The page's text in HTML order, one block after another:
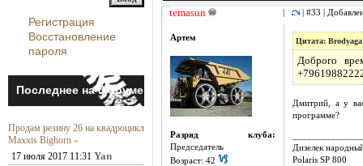
Регистрация
Восстановление
пароля
Последнее на форуме
Продам резину 26 на квадроцикл
Maxxis Bighorn »
17 июля 2017 11:31 Yan
temasun | #33 |
Артем
Разряд клуба:
Председатель
Возраст: 42
Цитата: Brodyaga
Доброго
Дмитрий, а у
программе?
Дизелек
Polaris SP 800